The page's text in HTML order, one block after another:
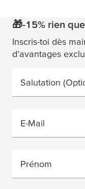
🎁-15% rien
Inscris-toi dès
d’avantages
Salutation
E-Mail
Prénom